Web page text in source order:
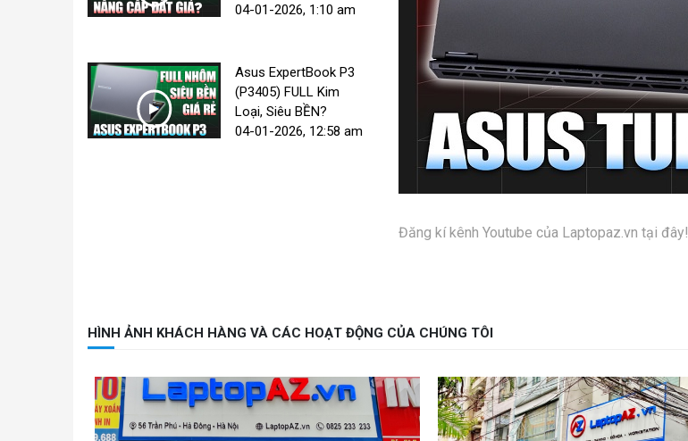
04-01-2026, 1:10 am
Asus ExpertBook P3
(P3405) FULL Kim
Loại, Siêu BỀN?
04-01-2026, 12:58 am
Đăng kí kênh Youtube của Laptopaz.vn tại đây!
HÌNH ẢNH KHÁCH HÀNG VÀ CÁC HOẠT ĐỘNG CỦA CHÚNG TÔI